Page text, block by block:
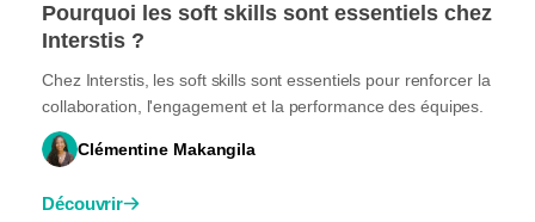
Pourquoi les soft skills sont essentiels chez
Interstis ?
Chez Interstis, les soft skills sont essentiels pour renforcer la
collaboration, l'engagement et la performance des équipes.
Clémentine Makangila
Découvrir